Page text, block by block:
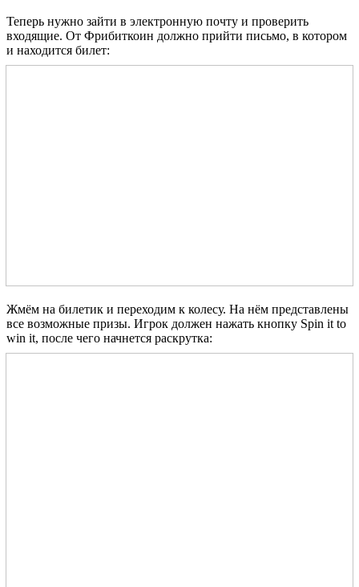
Теперь нужно зайти в электронную почту и проверить
входящие. От Фрибиткоин должно прийти письмо, в котором
и находится билет:
Жмём на билетик и переходим к колесу. На нём представлены
все возможные призы. Игрок должен нажать кнопку Spin it to
win it, после чего начнется раскрутка: